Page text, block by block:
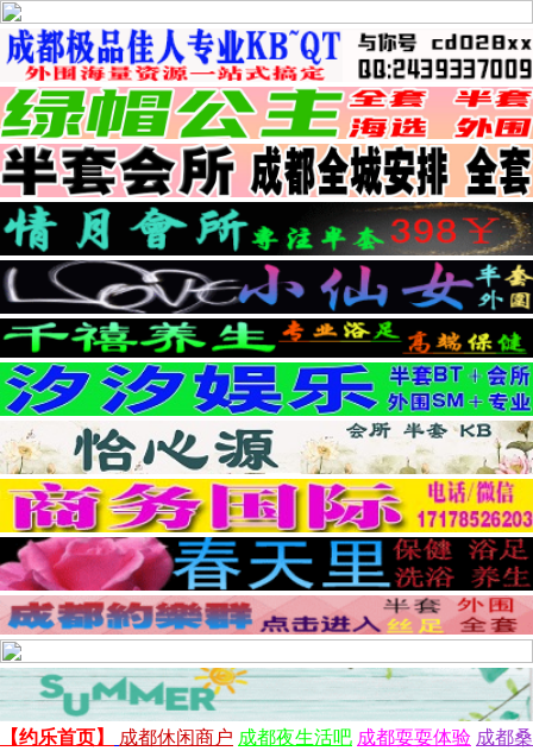
【约乐首页】 成都休闲商户 成都夜生活吧 成都耍耍体验 成都桑